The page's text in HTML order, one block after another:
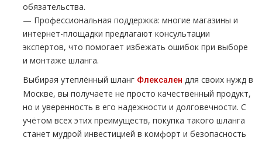
обязательства.
— Профессиональная поддержка: многие магазины и
интернет-площадки предлагают консультации
экспертов, что помогает избежать ошибок при выборе
и монтаже шланга.
Выбирая утеплённый шланг Флексален для своих нужд в
Москве, вы получаете не просто качественный продукт,
но и уверенность в его надежности и долговечности. С
учётом всех этих преимуществ, покупка такого шланга
станет мудрой инвестицией в комфорт и безопасность